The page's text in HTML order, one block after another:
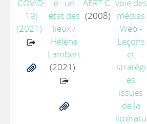
COVID-
19)
(2021)
e : un
état des
lieux/
Hélène
Lambert
(2021)
AERT C.
(2008)
voie des
médias
Web -
Leçons
et
stratégi
es
issues
de la
littératu